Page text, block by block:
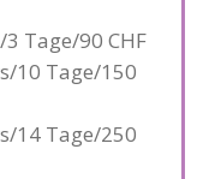
Tage/90 CHF
10 Tage/150
14 Tage/250